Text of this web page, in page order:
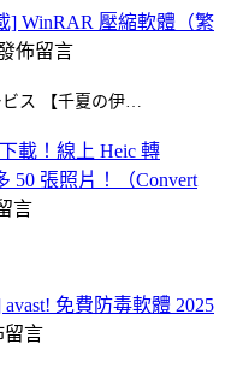
] WinRAR 壓縮軟體（繁
佈留言
ス 【千夏の伊…
載！線上 Heic 轉
50 張照片！（Convert
言
免費防毒軟體 2025
留言